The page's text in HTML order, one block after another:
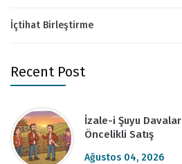
İçtihat Birleştirme
Recent Post
İzale-i Şuyu
Öncelikli Satış
Ağustos 04, 2026